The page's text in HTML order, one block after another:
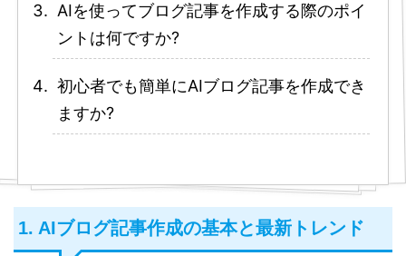
AIを使ってブログ記事を作成する際のポイ
ントは何ですか?
初心者でも簡単にAIブログ記事を作成でき
ますか?
1. AIブログ記事作成の基本と最新トレンド